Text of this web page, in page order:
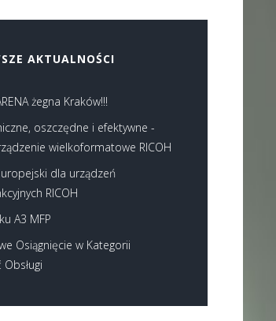
AKTUALNOŚCI
żegna Kraków!!!
oszczędne i efektywne -
wielkoformatowe RICOH
dla urządzeń
RICOH
A3 MFP
Osiągnięcie w Kategorii